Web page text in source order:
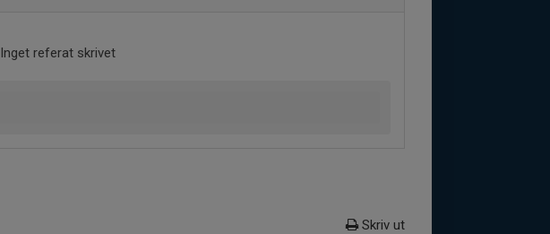
Inget referat skrivet
Skriv ut